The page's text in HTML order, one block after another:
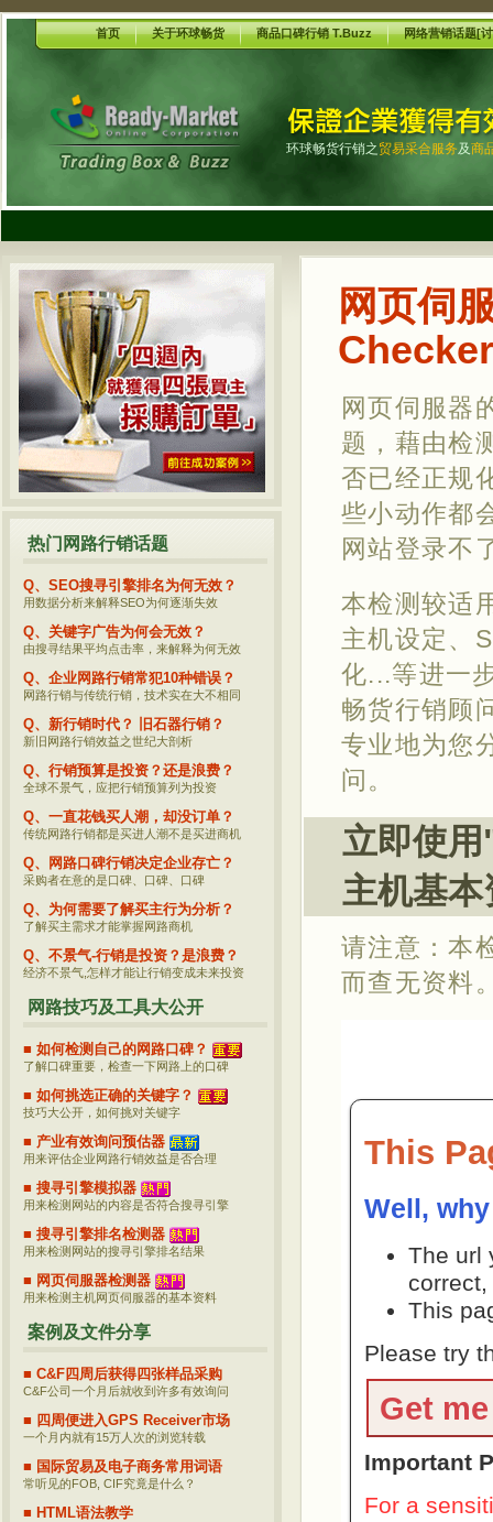
首页 关于环球畅货 商品口碑行销 T.Buzz 网络营销话题[
环球畅货行销之 贸易采合服务及商
网页伺
Checker
网页伺服器
题，藉由检
否已经正规
些小动作都
网站登录不
本检测较适
主机设定、
化...等进一
畅货行销顾
专业地为您
问。
立即使
主机基本
请注意：本
而查无资料
热门网路行销话题
Q、SEO搜寻引擎排名为何无效？
用数据分析来解释SEO为何逐渐失效
Q、关键字广告为何会无效？
由搜寻结果平均点击率，来解释为何无效
Q、企业网路行销常犯10种错误？
网路行销与传统行销，技术实在大不相同
Q、新行销时代？ 旧石器行销？
新旧网路行销效益之世纪大剖析
Q、行销预算是投资？还是浪费？
全球不景气，应把行销预算列为投资
Q、一直花钱买人潮，却没订单？
传统网路行销都是买进人潮不是买进商机
Q、网路口碑行销决定企业存亡？
采购者在意的是口碑、口碑、口碑
Q、为何需要了解买主行为分析？
了解买主需求才能掌握网路商机
Q、不景气-行销是投资？是浪费？
经济不景气,怎样才能让行销变成未来投资
网路技巧及工具大公开
■ 如何检测自己的网路口碑？
了解口碑重要，检查一下网路上的口碑
■ 如何挑选正确的关键字？
技巧大公开，如何挑对关键字
■ 产业有效询问预估器
用来评估企业网路行销效益是否合理
■ 搜寻引擎模拟器
用来检测网站的内容是否符合搜寻引擎
■ 搜寻引擎排名检测器
用来检测网站的搜寻引擎排名结果
■ 网页伺服器检测器
用来检测主机网页伺服器的基本资料
案例及文件分享
■ C&F四周后获得四张样品采购
C&F公司一个月后就收到许多有效询问
■ 四周便进入GPS Receiver市场
一个月内就有15万人次的浏览转载
■ 国际贸易及电子商务常用词语
常听见的FOB, CIF究竟是什么？
■ HTML语法教学